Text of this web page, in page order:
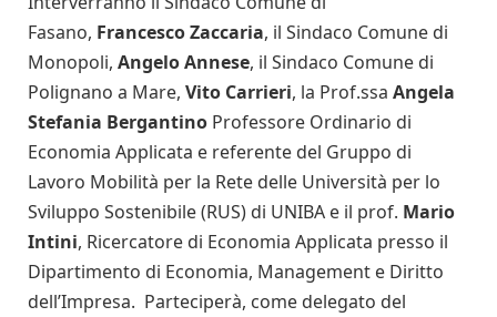
Fasano, Francesco Zaccaria, il Sindaco Comune di
Monopoli, Angelo Annese, il Sindaco Comune di
Polignano a Mare, Vito Carrieri, la Prof.ssa Angela
Stefania Bergantino Professore Ordinario di
Economia Applicata e referente del Gruppo di
Lavoro Mobilità per la Rete delle Università per lo
Sviluppo Sostenibile (RUS) di UNIBA e il prof. Mario
Intini, Ricercatore di Economia Applicata presso il
Dipartimento di Economia, Management e Diritto
dell’Impresa. Parteciperà, come delegato del